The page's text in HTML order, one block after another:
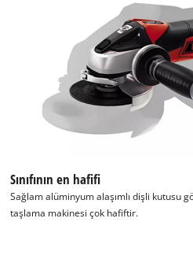
Sınıfının en hafifi
Sağlam alüminyum alaşımlı dişli kutusu
taşlama makinesi çok hafiftir.